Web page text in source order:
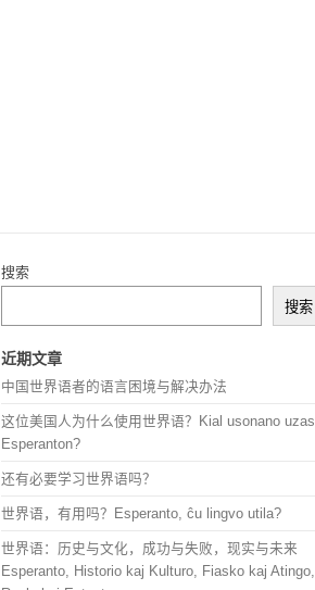
搜索
搜索
近期文章
中国世界语者的语言困境与解决办法
这位美国人为什么使用世界语？Kial usonano uzas
Esperanton?
还有必要学习世界语吗？
世界语，有用吗？Esperanto, ĉu lingvo utila?
世界语：历史与文化，成功与失败，现实与未来
Esperanto, Historio kaj Kulturo, Fiasko kaj Atingo,